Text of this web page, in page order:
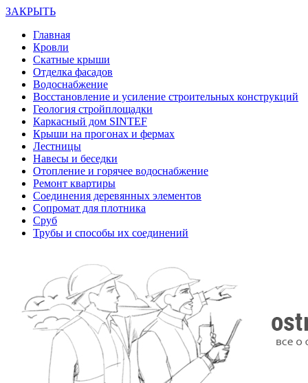
ЗАКРЫТЬ
Главная
Кровли
Скатные крыши
Отделка фасадов
Водоснабжение
Восстановление и усиление строительных конструкций
Геология стройплощадки
Каркасный дом SINTEF
Крыши на прогонах и фермах
Лестницы
Навесы и беседки
Отопление и горячее водоснабжение
Ремонт квартиры
Соединения деревянных элементов
Сопромат для плотника
Сруб
Трубы и способы их соединений